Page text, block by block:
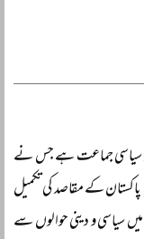
و سیاسی جماعت ہے جس نے
کے مقاصد کی تکمیل
سیاسی و دینی حوالوں سے